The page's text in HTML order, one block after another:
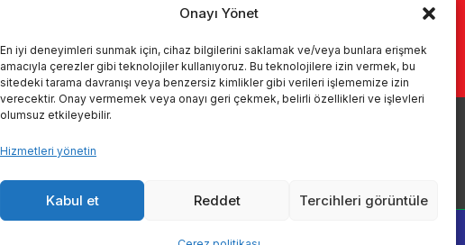
Onayı Yönet
En iyi deneyimleri sunmak için, cihaz bilgilerini saklamak ve/veya bunlara erişmek
amacıyla çerezler gibi teknolojiler kullanıyoruz. Bu teknolojilere izin vermek, bu
sitedeki tarama davranışı veya benzersiz kimlikler gibi verileri işlememize izin
verecektir. Onay vermemek veya onayı geri çekmek, belirli özellikleri ve işlevleri
olumsuz etkileyebilir.
Hizmetleri yönetin
Kabul et Reddet Tercihleri görüntüle
Kataloglar